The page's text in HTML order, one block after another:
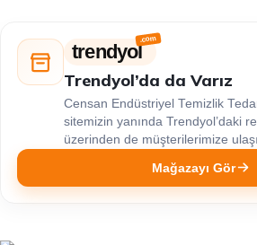
trendyol
Trendyol’da da Varız
Censan Endüstriyel Temizlik
sitemizin yanında Trendyol’daki
üzerinden de müşterilerimize
Mağazayı Gör